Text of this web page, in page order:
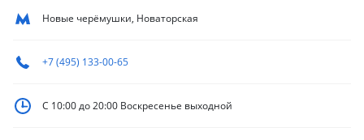
Новые черёмушки, Новаторская
+7 (495) 133-00-65
С 10:00 до 20:00 Воскресенье выходной